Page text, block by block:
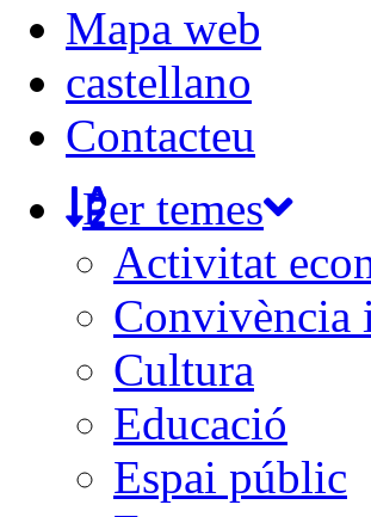
Mapa web
castellano
Contacteu
Per temes
Activitat
Convivència
Cultura
Educació
Espai públic